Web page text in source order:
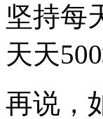
坚持每
天天
再说，